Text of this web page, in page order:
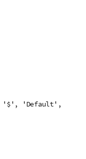
'$', 'Default',